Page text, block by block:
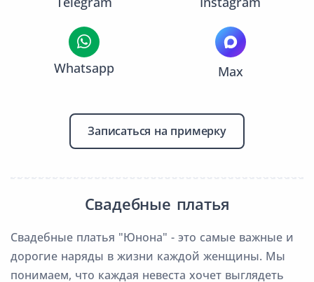
Whatsapp Max
Записаться на примерку
Свадебные платья
Свадебные платья "Юнона" - это самые важные и
дорогие наряды в жизни каждой женщины. Мы
понимаем, что каждая невеста хочет выглядеть